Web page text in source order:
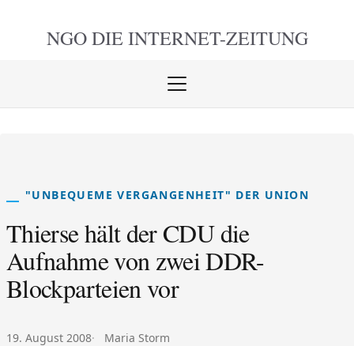
NGO DIE INTERNET-ZEITUNG
Menü
"UNBEQUEME VERGANGENHEIT" DER UNION
Thierse hält der CDU die
Aufnahme von zwei DDR-
Blockparteien vor
Veröffentlicht am:
19. August 2008 Autor:
Maria Storm